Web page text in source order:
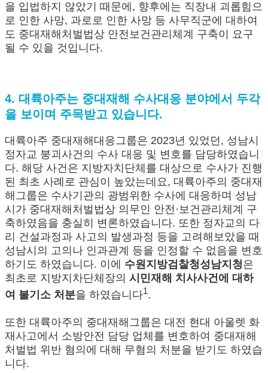
을 입법하지 않았기 때문에, 향후에는 직장내 괴롭힘으
로 인한 사망, 과로로 인한 사망 등 사무직군에 대하여
도 중대재해처벌법상 안전보건관리체계 구축이 요구
될 수 있을 것입니다.
4. 대륙아주는 중대재해 수사대응 분야에서 두각
을 보이며 주목받고 있습니다.
대륙아주 중대재해대응그룹은 2023년 있었던, 성남시
정자교 붕괴사건의 수사 대응 및 변호를 담당하였습니
다. 해당 사건은 지방자치단체를 대상으로 수사가 진행
된 최초 사례로 관심이 높았는데요, 대륙아주의 중대재
해그룹은 수사기관의 광범위한 수사에 대응하며 성남
시가 중대재해처벌법상 의무인 안전·보건관리체계 구
축하였음을 충실히 변론하였습니다. 또한 정자교의 다
리 건설과정과 사고의 발생과정 등을 고려해보았을 때
성남시의 고의나 인과관계 등을 인정할 수 없음을 변호
하기도 하였습니다. 이에 수원지방검찰청성남지청은
최초로 지방지차단체장의 시민재해 치사사건에 대하
여 불기소 처분을 하였습니다1.
또한 대륙아주의 중대재해그룹은 대전 현대 아울렛 화
재사고에서 소방안전 담당 업체를 변호하여 중대재해
처벌법 위반 혐의에 대해 무혐의 처분을 받기도 하였습
니다.